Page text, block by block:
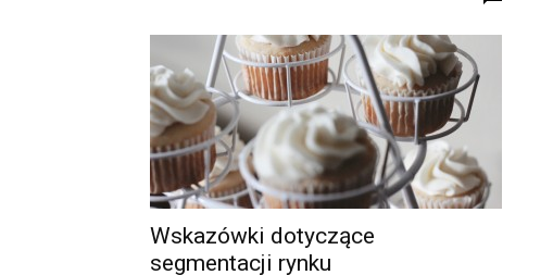
Wskazówki dotyczące
segmentacji rynku